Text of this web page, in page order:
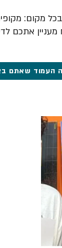
מקום:
אתכם
העמוד שאתם